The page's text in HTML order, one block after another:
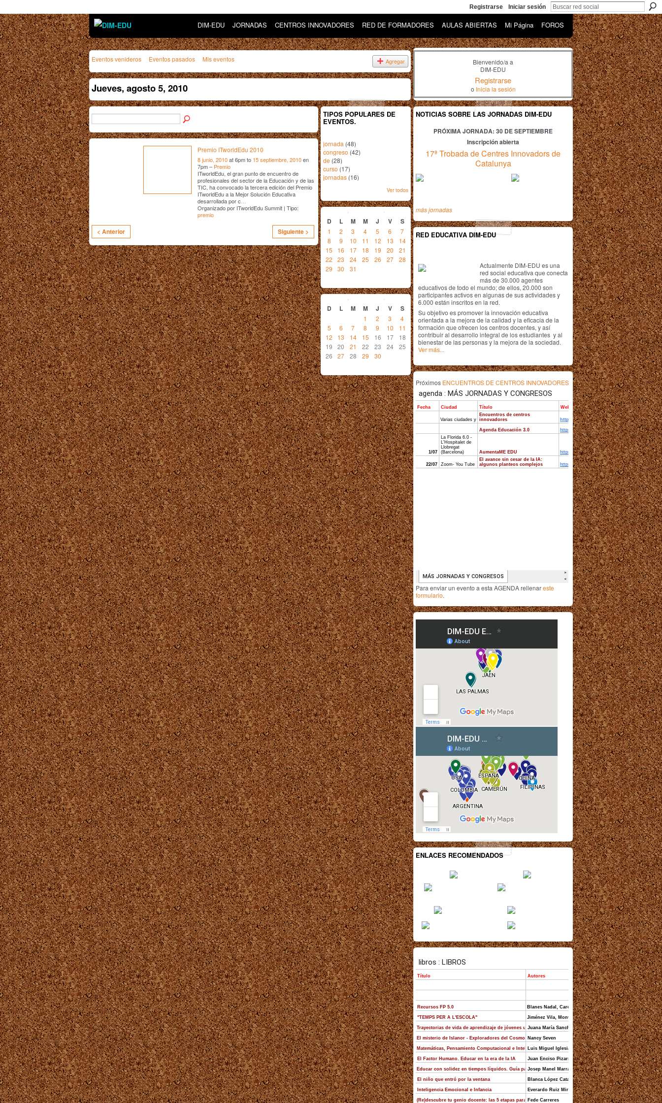
Registrarse Iniciar sesión
DIM-EDU JORNADAS CENTROS INNOVADORES RED DE FORMADORES AULAS ABIERTAS Mi Página FOROS
Eventos venideros Eventos pasados Mis eventos Agregar
Jueves, agosto 5, 2010
Premio ITworldEdu 2010
8 junio, 2010at 6pm to 15 septiembre, 2010en
7pm – Premio
ITworldEdu, el gran punto de encuentro de
profesionales del sector de la Educación y de las
TIC, ha convocado la tercera edición del Premio
ITworldEdu a la Mejor Solución Educativa
desarrollada por c …
Organizado por ITworldEdu Summit | Tipo:
premio
< Anterior Siguiente >
TIPOS POPULARES DE
EVENTOS.
jornada (48)
congreso (42)
de (28)
curso (17)
jornadas (16)
Ver todos
agosto 2010
D L M M J V S
1 2 3 4 5 6
7
8
9 10 11 12 13
14
15
16 17 18 19 20
21
22
23 24 25 26 27
28
29
30 31
septiembre 2010
D L M M J V S
1 2 3
4
5
6 7 8 9 10
11
12
13 14 15 16 17
18
19
20 21 22 23 24
25
26
27 28 29 30
Bienvenido/a a
DIM-EDU
Registrarse
o Inicia la sesión
NOTICIAS SOBRE LAS JORNADAS DIM-EDU
PRÓXIMA JORNADA: 30 DE SEPTIEMBRE
Inscripción abierta
17ª Trobada de Centres Innovadors de
Catalunya
más jornadas
RED EDUCATIVA DIM-EDU
Actualmente DIM-EDU es una
red social educativa que conecta
más de 30.000 agentes
educativos de todo el mundo; de ellos, 20.000 son
participantes activos en algunas de sus actividades y
6.000 están inscritos en la red.
Su objetivo es promover la innovación educativa
orientada a la mejora de la calidad y la eficacia de la
formación que ofrecen los centros docentes, y así
contribuir al desarrollo integral de los estudiantes y al
bienestar de las personas y la mejora de la sociedad.
Ver más...
Próximos ENCUENTROS DE CENTROS INNOVADORES
Para enviar un evento a esta AGENDA rellenareste
formulario.
ENLACES RECOMENDADOS